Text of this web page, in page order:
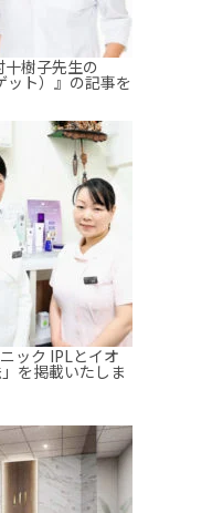
十樹子先生の
ット）』の記事を
ック IPLとイオ
を掲載いたしま